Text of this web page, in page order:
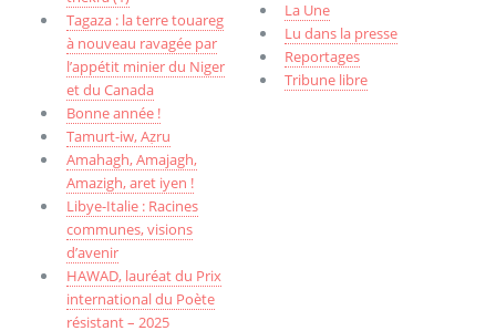
Tagaza : la terre touareg
à nouveau ravagée par
l’appétit minier du Niger
et du Canada
Bonne année !
Tamurt-iw, Aẓru
Amahagh, Amajagh,
Amazigh, aret iyen !
Libye-Italie : Racines
communes, visions
d’avenir
HAWAD, lauréat du Prix
international du Poète
résistant – 2025
La Une
Lu dans la presse
Reportages
Tribune libre